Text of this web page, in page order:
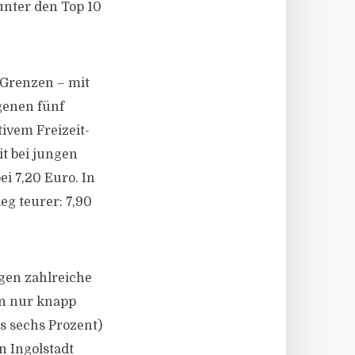
den Top 10
– mit
fünf
Freizeit-
bei jungen
7,20 Euro. In
teurer: 7,90
zahlreiche
nur knapp
sechs Prozent)
Ingolstadt